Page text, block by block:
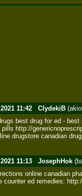
11:42 ClydekiB
best drug for ed -
pills http://
drugstore canadian
11:13 JosephHok
online canadian
counter ed remedies: